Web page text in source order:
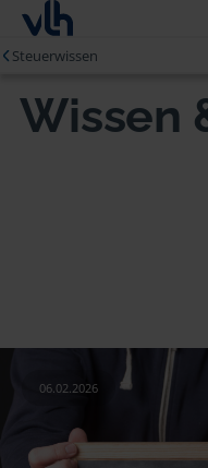
Steuerwissen
Wissen
06.02.2026